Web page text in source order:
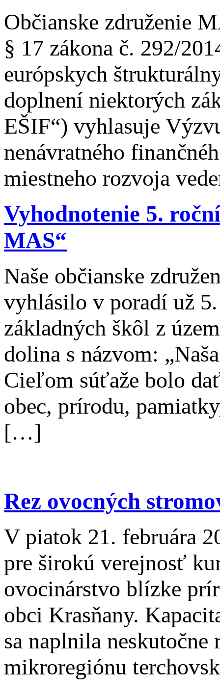
Občianske združenie
§ 17 zákona č. 292/
európskych
doplnení niektorých
EŠIF“) vyhlasuje
nenávratného
miestneho rozvoja
Vyhodnotenie 5.
MAS“
Naše občianske
vyhlásilo v poradí už
základných škôl z
dolina s názvom:
Cieľom súťaže bolo
obec, prírodu,
[…]
Rez ovocných
V piatok 21. februára
pre širokú verejnosť
ovocinárstvo blízke
obci Krasňany.
sa naplnila neskutočne
mikroregiónu